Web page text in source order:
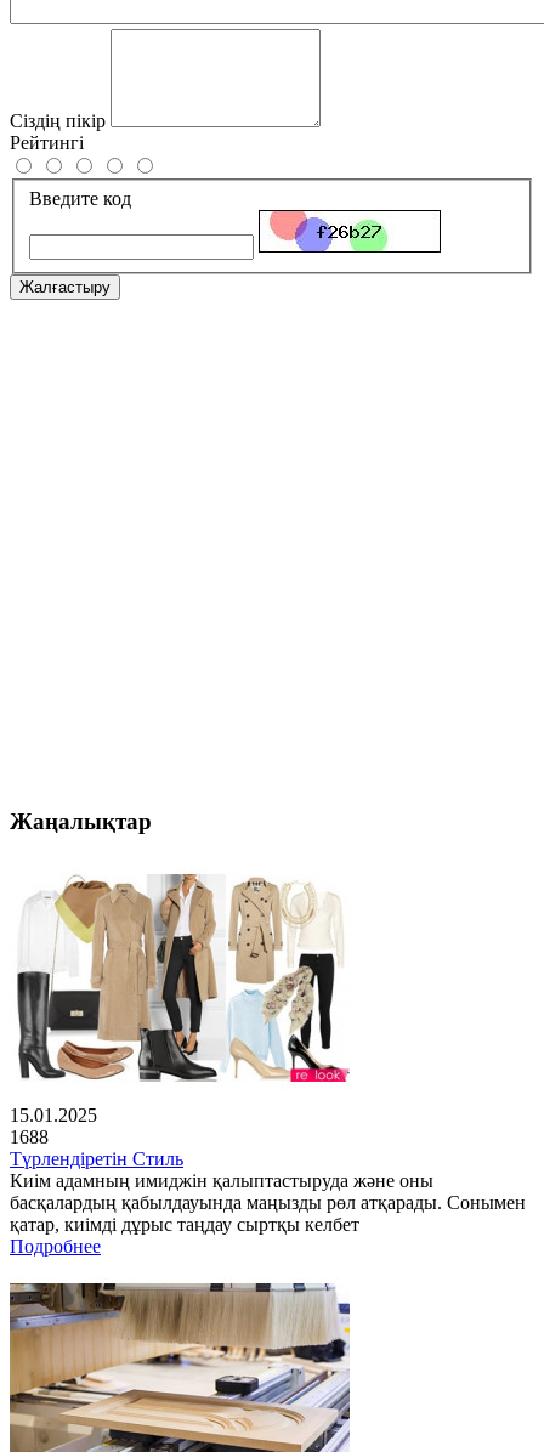
Сіздің пікір
Рейтингі
Введите код
Жалғастыру
Жаңалықтар
15.01.2025
1688
Түрлендіретін Стиль
Киім адамның имиджін қалыптастыруда және оны
басқалардың қабылдауында маңызды рөл атқарады. Сонымен
қатар, киімді дұрыс таңдау сыртқы келбет
Подробнее